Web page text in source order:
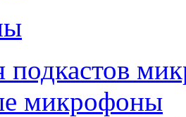
подкастов
микрофоны